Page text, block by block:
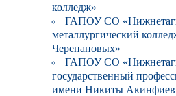
колледж»
ГАПОУ СО
металлургический
Черепановых»
ГАПОУ СО
государственный
имени Никиты